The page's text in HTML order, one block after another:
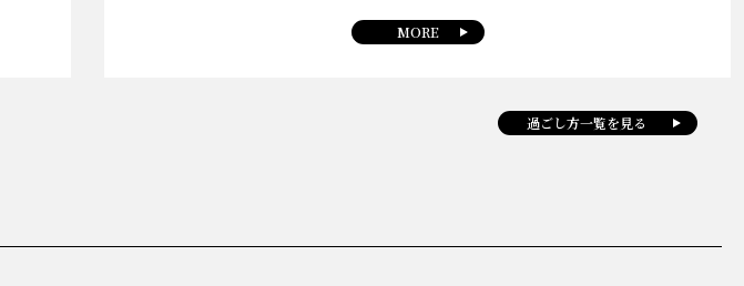
MORE
過ごし方一覧を見る